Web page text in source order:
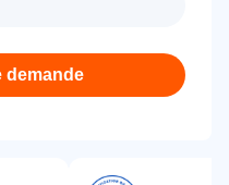
demande